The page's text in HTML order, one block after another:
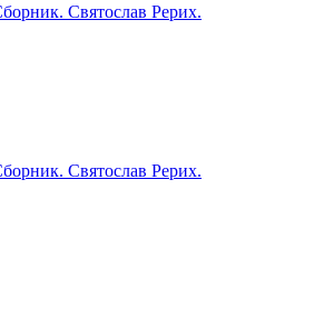
Святослав Рерих.
Святослав Рерих.